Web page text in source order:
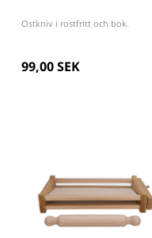
Ostkniv i rostfritt och bok.
99,00 SEK